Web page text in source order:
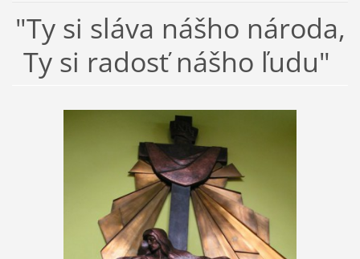
"Ty si sláva nášho národa,
Ty si radosť nášho ľudu"